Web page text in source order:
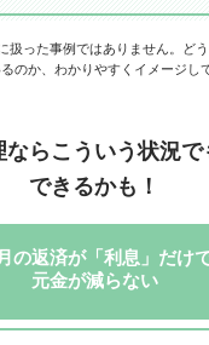
扱った事例ではありません。ど
のか、わかりやすくイメージし
ならこういう状況で
できるかも！
の返済が「利息」だけ
元金が減らない